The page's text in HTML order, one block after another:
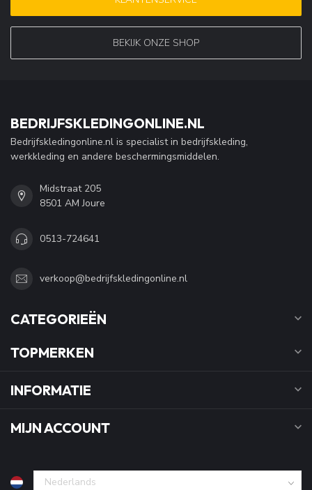
BEKIJK ONZE SHOP
BEDRIJFSKLEDINGONLINE.NL
Bedrijfskledingonline.nl is specialist in bedrijfskleding,
werkkleding en andere beschermingsmiddelen.
Midstraat 205
8501 AM Joure
0513-724641
verkoop@bedrijfskledingonline.nl
CATEGORIEËN
TOPMERKEN
INFORMATIE
MIJN ACCOUNT